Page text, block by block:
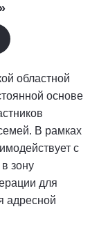
областной
основе
В рамках
с
зону
для
адресной